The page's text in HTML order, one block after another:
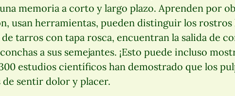
memoria a corto y largo plazo. Aprenden por
usan herramientas, pueden distinguir los rostros
de tarros con tapa rosca, encuentran la salida de
a sus semejantes. ¡Esto puede incluso
estudios científicos han demostrado que los
de sentir dolor y placer.